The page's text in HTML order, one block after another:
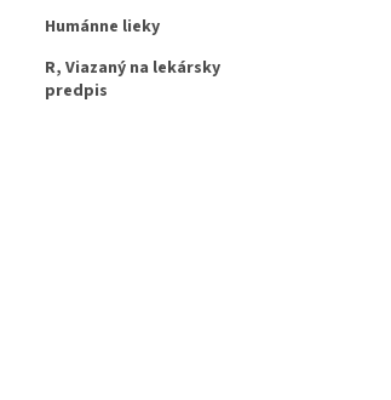
Humánne lieky
R, Viazaný na lekársky
predpis